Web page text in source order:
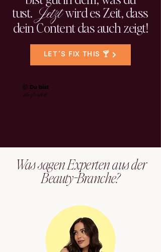
tust.Jetztwird es Zeit, dass
dein Content das auch zeigt!
LET´S FIX THIS 🍸
🤯 Du bist
überfordert
Was sagen Experten aus der
Beauty-Branche?